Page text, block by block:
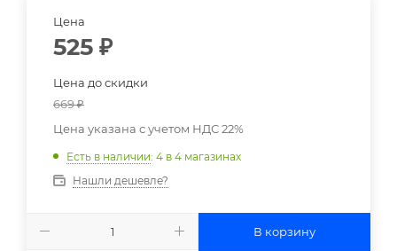
Цена
525 ₽
Цена до скидки
669₽
Цена указана с учетом НДС 22%
Есть в наличии: 4 в 4 магазинах
Нашли дешевле?
В корзину